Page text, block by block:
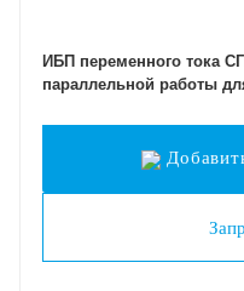
ИБП переменного тока
параллельной работы